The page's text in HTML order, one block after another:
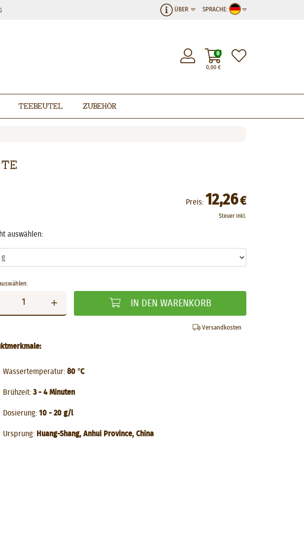
SPRACHE:
ÜBER
0,00€
0
Teebeutel Zubehör
Preis: 12,26€
Steuer inkl.
auswählen:
IN DEN WARENKORB
Versandkosten
Wassertemperatur: 80 °C
Brühzeit: 3 - 4 Minuten
Dosierung: 10 - 20 g/l
Ursprung: Huang-Shang, Anhui Province, China